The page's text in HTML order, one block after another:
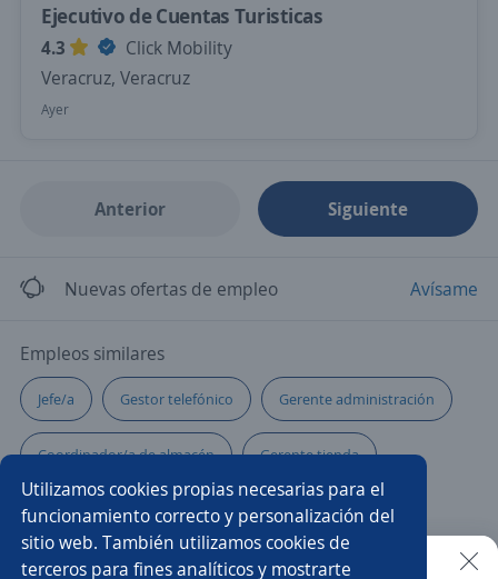
Utilizamos cookies propias necesarias para el
funcionamiento correcto y personalización del
sitio web. También utilizamos cookies de
terceros para fines analíticos y mostrarte
Ejecutivo de Cuentas Turisticas
4.3
Click Mobility
Veracruz, Veracruz
Ayer
Anterior Siguiente
Nuevas ofertas de empleo Avísame
Empleos similares
Jefe/a Gestor telefónico Gerente administración
Coordinador/a de almacén Gerente tienda
Gestor administrativo Administrativo/a
Atención a clientes Ejecutivo calidad